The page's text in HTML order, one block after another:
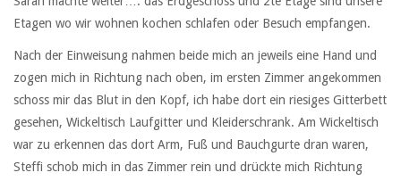
Etagen wo wir wohnen kochen schlafen oder Besuch empfangen.
Nach der Einweisung nahmen beide mich an jeweils eine Hand und
zogen mich in Richtung nach oben, im ersten Zimmer angekommen
schoss mir das Blut in den Kopf, ich habe dort ein riesiges Gitterbett
gesehen, Wickeltisch Laufgitter und Kleiderschrank. Am Wickeltisch
war zu erkennen das dort Arm, Fuß und Bauchgurte dran waren,
Steffi schob mich in das Zimmer rein und drückte mich Richtung